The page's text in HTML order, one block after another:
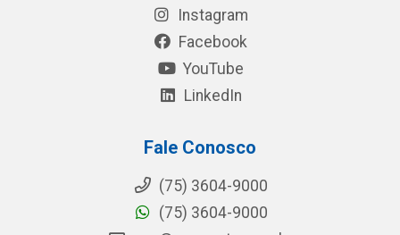
Instagram
Facebook
YouTube
LinkedIn
Fale Conosco
(75) 3604-9000
(75) 3604-9000